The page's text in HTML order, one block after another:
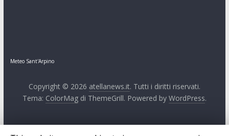
Meteo Sant'Arpino
Copyright © 2026 atellanews.it. Tutti i diritti riservati.
Tema: ColorMagdi ThemeGrill. Powered by WordPress.